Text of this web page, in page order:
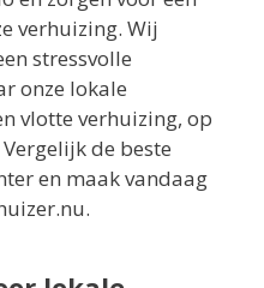
verhuizing. Wij
stressvolle
onze lokale
vlotte verhuizing, op
de beste
en maak vandaag